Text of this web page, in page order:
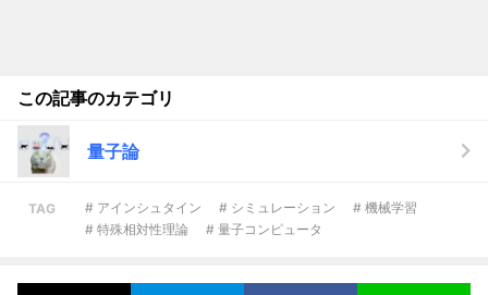
この記事のカテゴリ
量子論
TAG # アインシュタイン # シミュレーション
# 機械学習
# 特殊相対性理論
# 量子コンピュータ